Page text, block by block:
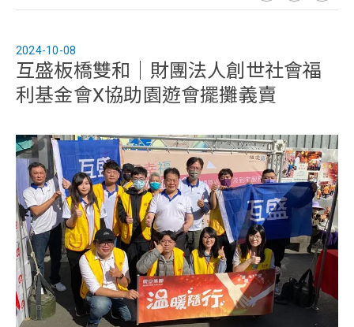
2024-10-08
互盛板橋雙和｜財團法人創世社會福
利基金會X協助園遊會擺攤義賣